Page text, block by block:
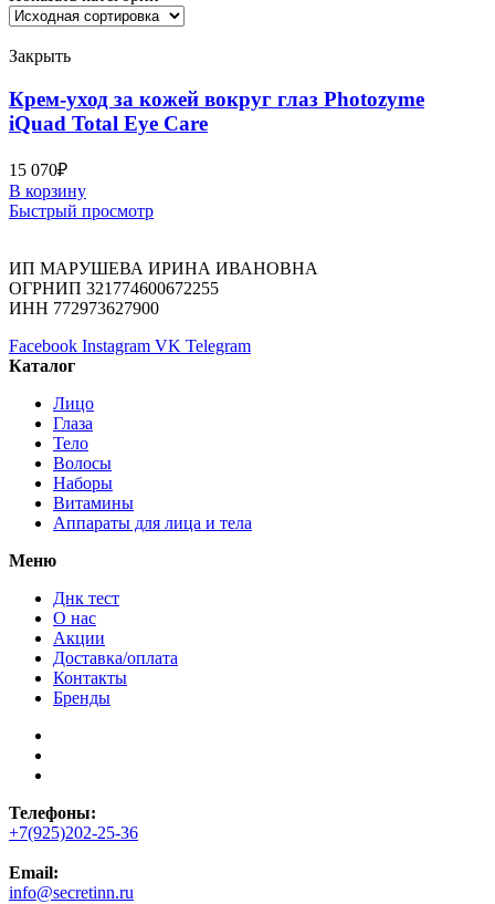
Закрыть
Крем-уход за кожей вокруг глаз Photozyme
iQuad Total Eye Care
15 070₽
В корзину
Быстрый просмотр
ИП МАРУШЕВА ИРИНА ИВАНОВНА
ОГРНИП 321774600672255
ИНН 772973627900
Facebook Instagram VK Telegram
Каталог
Лицо
Глаза
Тело
Волосы
Наборы
Витамины
Аппараты для лица и тела
Меню
Днк тест
О нас
Акции
Доставка/оплата
Контакты
Бренды
Телефоны:
+7(925)202-25-36
Email:
info@secretinn.ru